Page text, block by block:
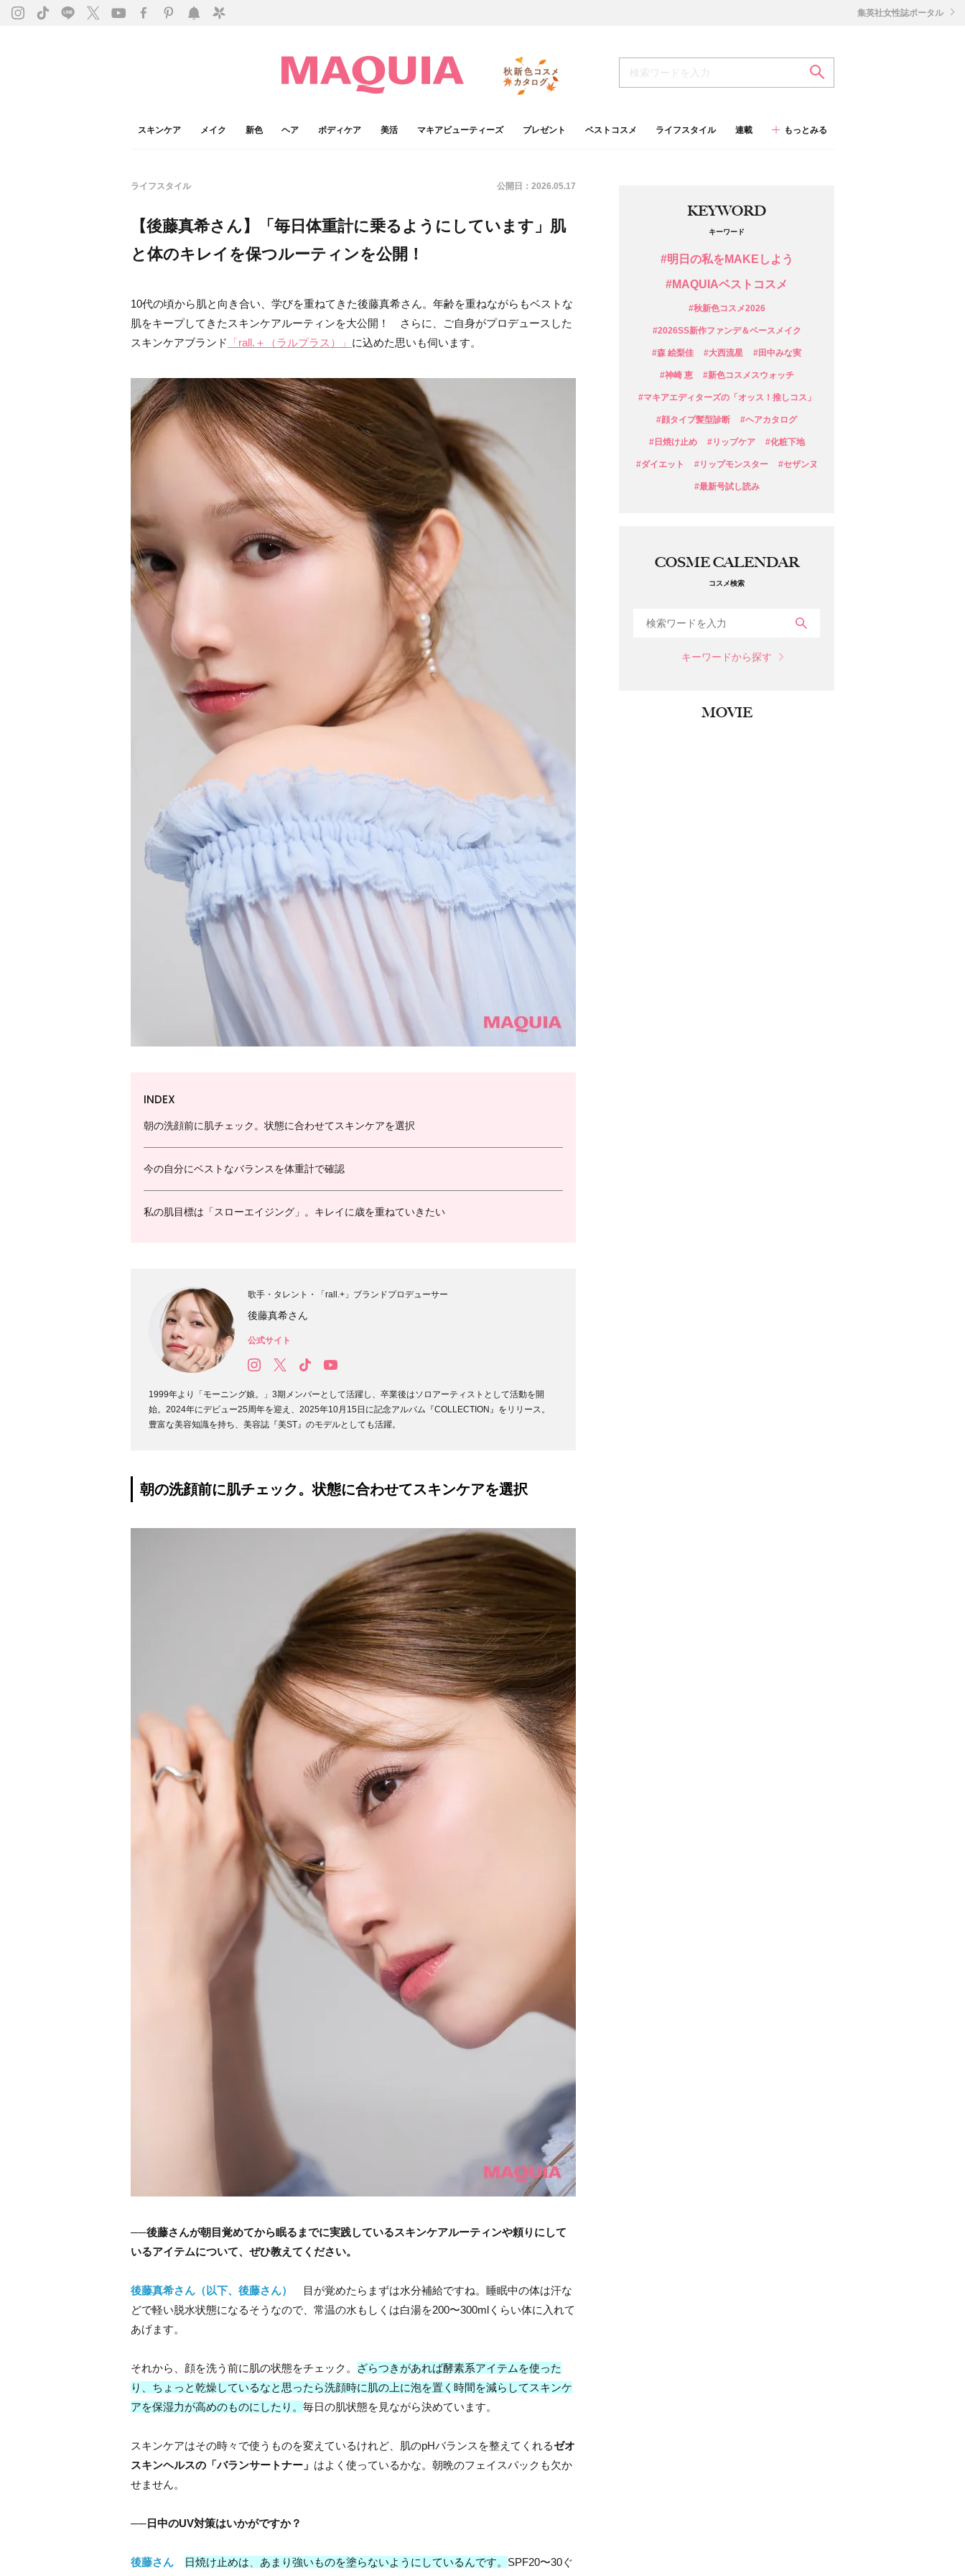
スキンケア メイク 新色 ヘア ボディケア 美活 マキアビューティーズ プレゼント ベストコスメ ライフスタイル 連載 もっとみる
集英社女性誌ポータル
ライフスタイル 公開日： 2026.05.17
【後藤真希さん】「毎日体重計に乗るようにしています」肌
と体のキレイを保つルーティンを公開！
10代の頃から肌と向き合い、学びを重ねてきた後藤真希さん。年齢を重ねながらもベストな
肌をキープしてきたスキンケアルーティンを大公開！ さらに、ご自身がプロデュースした
スキンケアブランド
「rall.＋（ラルプラス）」 に込めた思いも伺います。
INDEX
朝の洗顔前に肌チェック。状態に合わせてスキンケアを選択
今の自分にベストなバランスを体重計で確認
私の肌目標は「スローエイジング」。キレイに歳を重ねていきたい
歌手・タレント・「rall.+」ブランドプロデューサー
後藤真希さん
公式サイト
1999年より「モーニング娘。」3期メンバーとして活躍し、卒業後はソロアーティストとして活動を開
始。2024年にデビュー25周年を迎え、2025年10月15日に記念アルバム『COLLECTION』をリリース。
豊富な美容知識を持ち、美容誌『美ST』のモデルとしても活躍。
朝の洗顔前に肌チェック。状態に合わせてスキンケアを選択
──後藤さんが朝目覚めてから眠るまでに実践しているスキンケアルーティンや頼りにして
いるアイテムについて、ぜひ教えてください。
後藤真希さん（以下、後藤さん）
目が覚めたらまずは水分補給ですね。睡眠中の体は汗な
どで軽い脱水状態になるそうなので、常温の水もしくは白湯を200〜300mlくらい体に入れて
あげます。
それから、顔を洗う前に肌の状態をチェック。
ざらつきがあれば酵素系アイテムを使った
り、ちょっと乾燥しているなと思ったら洗顔時に肌の上に泡を置く時間を減らしてスキンケ
アを保湿力が高めのものにしたり。 毎日の肌状態を見ながら決めています。
スキンケアはその時々で使うものを変えているけれど、肌のpHバランスを整えてくれるゼオ
スキンヘルスの「バランサートナー」 はよく使っているかな。朝晩のフェイスパックも欠か
せません。
──日中のUV対策はいかがですか？
後藤さん 日焼け止めは あまり強いものを塗らないようにしているんです。 SPF20〜30ぐ
KEYWORD
キーワード
#明日の私をMAKEしよう
#MAQUIAベストコスメ
#秋新色コスメ2026
#2026SS新作ファンデ＆ベースメイク
#森 絵梨佳 #大西流星 #田中みな実
#神崎 恵 #新色コスメスウォッチ
#マキアエディターズの「オッス！推しコス」
#顔タイプ髪型診断 #ヘアカタログ
#日焼け止め #リップケア #化粧下地
#ダイエット #リップモンスター #セザンヌ
#最新号試し読み
COSME CALENDAR
コスメ検索
キーワードから探す
MOVIE